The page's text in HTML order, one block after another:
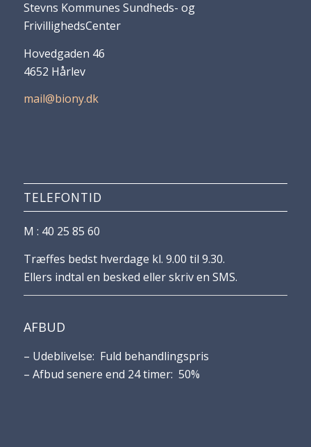
Stevns Kommunes Sundheds- og
FrivillighedsCenter
Hovedgaden 46
4652 Hårlev
mail@biony.dk
TELEFONTID
M : 40 25 85 60
Træffes bedst hverdage kl. 9.00 til 9.30.
Ellers indtal en besked eller skriv en SMS.
AFBUD
– Udeblivelse: Fuld behandlingspris
– Afbud senere end 24 timer: 50%